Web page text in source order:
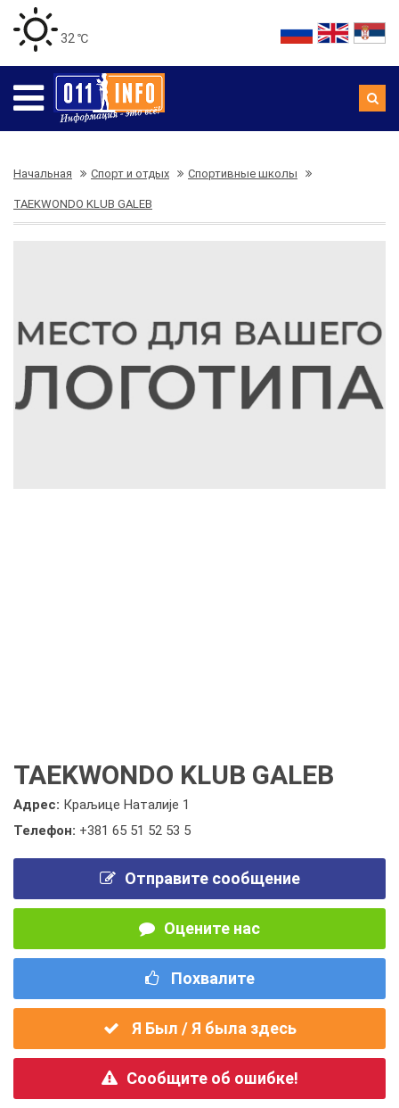
32 ℃
Начальная Спорт и отдых Спортивные школы
TAEKWONDO KLUB GALEB
TAEKWONDO KLUB GALEB
Адрес: Краљице Наталије 1
Телефон: +381 65 51 52 53 5
Отправите сообщение
Оцените нас
Похвалите
Я Был / Я была здесь
Сообщите об ошибке!